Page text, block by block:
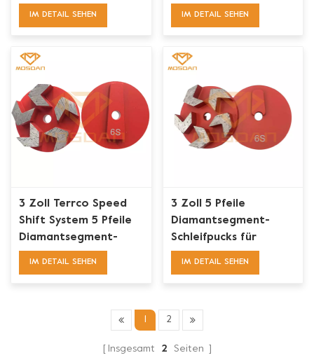
für Beton
IM DETAIL SEHEN
für Terrco-Maschine
IM DETAIL SEHEN
3 Zoll Terrco Speed
Shift System 5 Pfeile
Diamantsegment-
Schleifscheibe
IM DETAIL SEHEN
3 Zoll 5 Pfeile
Diamantsegment-
Schleifpucks für
Terrco
IM DETAIL SEHEN
2
Insgesamt 2 Seiten